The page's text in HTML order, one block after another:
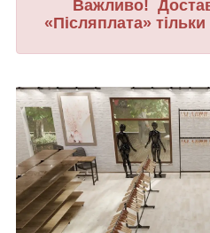
Важливо!
«Післяплата»